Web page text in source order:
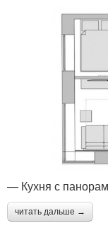
— Кухня с
читать дальше →